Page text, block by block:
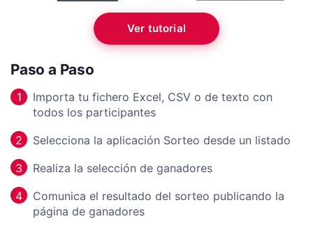
Ver tutorial
Paso a Paso
1
Importa tu fichero Excel, CSV o de texto con
todos los participantes
2
Selecciona la aplicación Sorteo desde un listado
3 Realiza la selección de ganadores
4
Comunica el resultado del sorteo publicando la
página de ganadores